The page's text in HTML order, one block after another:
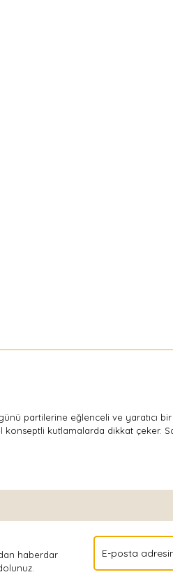
partilerine eğlenceli ve yaratıcı
kutlamalarda dikkat çeker.
haberdar